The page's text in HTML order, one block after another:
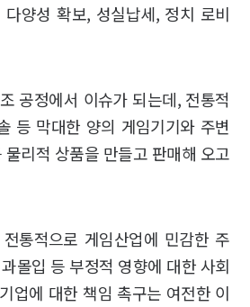
양성 확보, 성실납세, 정치 로비
공정에서 이슈가 되는데, 전통적
등 막대한 양의 게임기기와 주변
리적 상품을 만들고 판매해 오고
통적으로 게임산업에 민감한 주
몰입 등 부정적 영향에 대한 사회
업에 대한 책임 촉구는 여전한 이